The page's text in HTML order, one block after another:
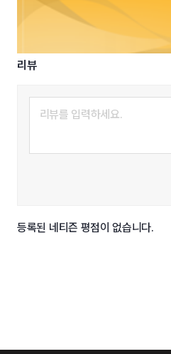
리뷰
등록된 네티즌 평점이 없습니다.